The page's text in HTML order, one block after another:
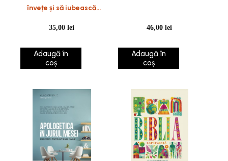
învețe și să iubească
35,00lei
Adaugă în
coș
46,00lei
Adaugă în
coș